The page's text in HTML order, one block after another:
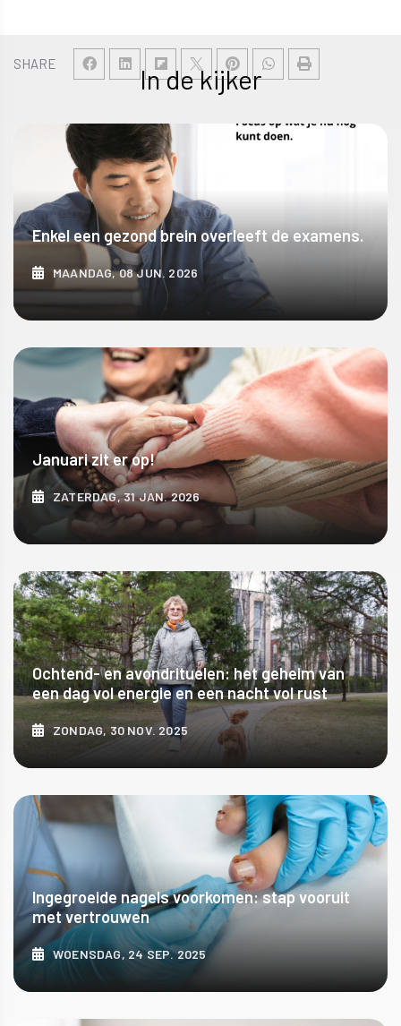
SHARE In de kijker
Enkel een gezond brein overleeft de examens.
MAANDAG, 08 JUN. 2026
ONTDEK MEER
Januari zit er op!
ZATERDAG, 31 JAN. 2026
ONTDEK MEER
Ochtend- en avondrituelen: het geheim van
een dag vol energie en een nacht vol rust
ZONDAG, 30 NOV. 2025
ONTDEK MEER
Ingegroeide nagels voorkomen: stap vooruit
met vertrouwen
WOENSDAG, 24 SEP. 2025
ONTDEK MEER